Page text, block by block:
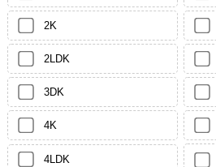
2K
2LDK
3DK
4K
4LDK